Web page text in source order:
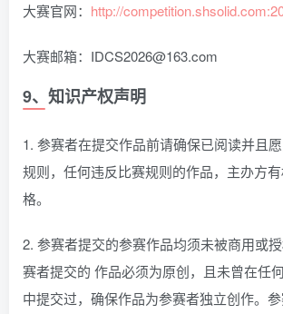
大赛官网： http://
大赛邮箱：IDCS2026@163.com
9、知识产权声明
1. 参赛者在提交作品前请确保已阅读并且
规则，任何违反比赛规则的作品，主办方
格。
2. 参赛者提交的参赛作品均须未被商用或
赛者提交的 作品必须为原创，且未曾在任
中提交过，确保作品为参赛者独立创作。